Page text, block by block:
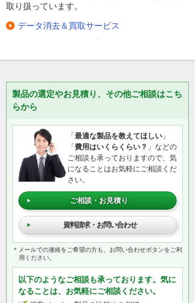
取り扱っています。
データ消去＆買取サービス
製品の選定やお見積り、その他ご相談はこち
らから
「 最適な製品を教えてほしい 」
「 費用はいくらくらい？ 」などの
ご相談も承っておりますので、気
になることはお気軽にご相談くだ
さい。
ご相談・お見積り
資料請求・お問い合わせ
＊メールでの連絡をご希望の方も、お問い合わせボタンをご利
用ください。
以下のようなご相談も承っております。気に
なることは、お気軽にご相談ください。